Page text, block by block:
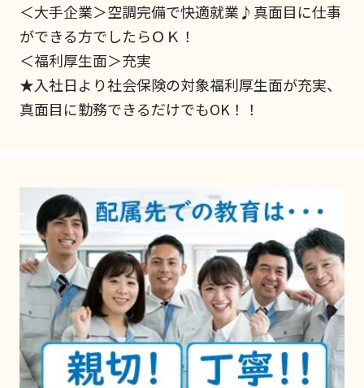
＜大手企業＞空調完備で快適就業♪真面目に仕事
ができる方でしたらＯＫ！
＜福利厚生面＞充実
★入社日より社会保険の対象福利厚生面が充実、
真面目に勤務できるだけでもOK！！